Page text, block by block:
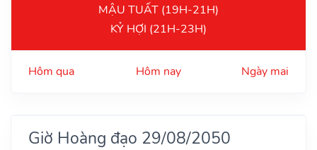
MẬU TUẤT (19H-21H)
KỶ HỢI (21H-23H)
Hôm qua Hôm nay Ngày mai
Giờ Hoàng đạo 29/08/2050